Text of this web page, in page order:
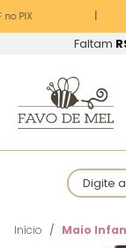
PIX
Faltam
Digite
Início Maio